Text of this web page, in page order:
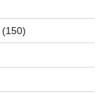
(150)